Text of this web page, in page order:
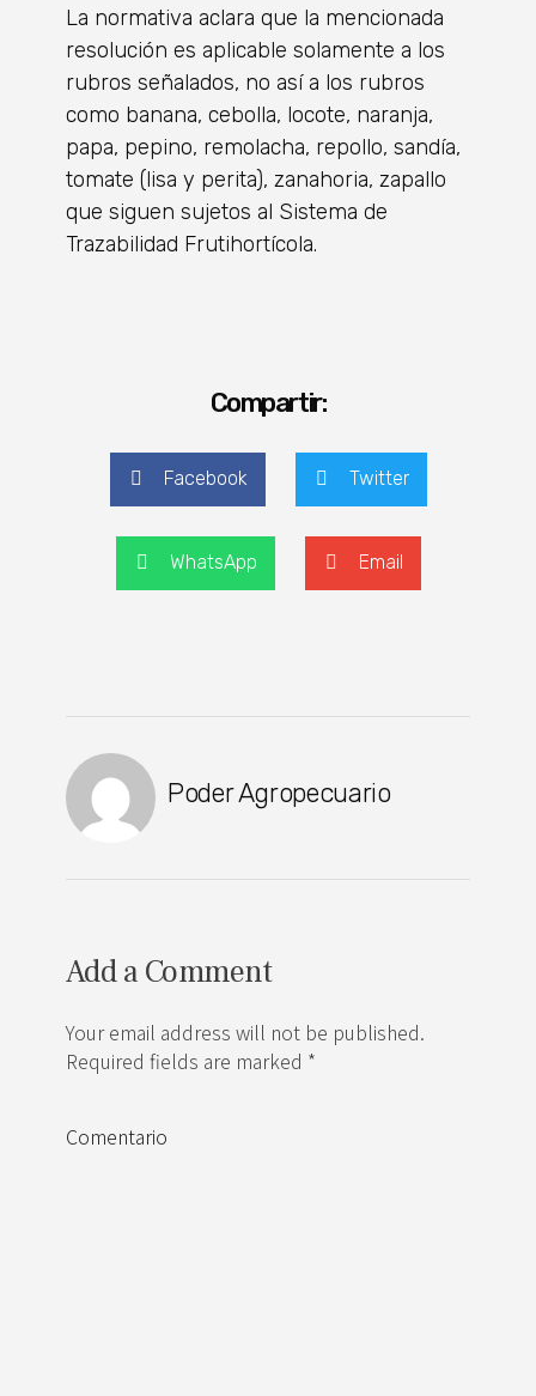
La normativa aclara que la mencionada
resolución es aplicable solamente a los
rubros señalados, no así a los rubros
como banana, cebolla, locote, naranja,
papa, pepino, remolacha, repollo, sandía,
tomate (lisa y perita), zanahoria, zapallo
que siguen sujetos al Sistema de
Trazabilidad Frutihortícola.
Compartir:
Facebook Twitter
WhatsApp Email
Poder Agropecuario
Add a Comment
Your email address will not be published.
Required fields are marked *
Comentario